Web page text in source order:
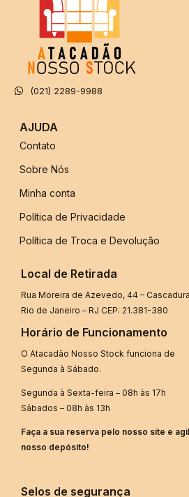
(021) 2289-9988
AJUDA
Contato
Sobre Nós
Minha conta
Política de Privacidade
Política de Troca e Devolução
Local de Retirada
Rua Moreira de Azevedo, 44 – Cascadura
Rio de Janeiro – RJ CEP: 21.381-380
Horário de Funcionamento
O Atacadão Nosso Stock funciona de
Segunda à Sábado.
Segunda à Sexta-feira – 08h às 17h
Sábados – 08h às 13h
Faça a sua reserva pelo nosso site e
nosso depósito!
Selos de segurança